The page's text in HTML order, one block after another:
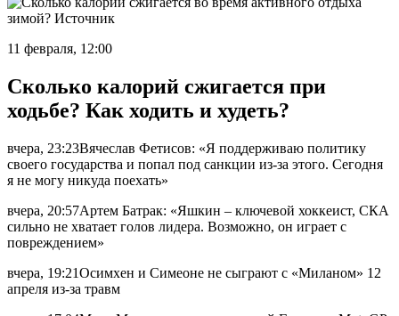
11 февраля, 12:00
Сколько калорий сжигается при
ходьбе? Как ходить и худеть?
вчера, 23:23Вячеслав Фетисов: «Я поддерживаю политику
своего государства и попал под санкции из-за этого. Сегодня
я не могу никуда поехать»
вчера, 20:57Артем Батрак: «Яшкин – ключевой хоккеист, СКА
сильно не хватает голов лидера. Возможно, он играет с
повреждением»
вчера, 19:21Осимхен и Симеоне не сыграют с «Миланом» 12
апреля из-за травм